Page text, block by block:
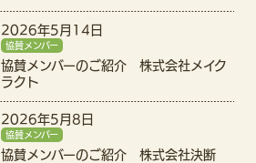
2026年5月14日
協賛メンバー
協賛メンバーのご紹介 株式会社メイク
ラクト
2026年5月8日
協賛メンバー
協賛メンバーのご紹介 株式会社決断